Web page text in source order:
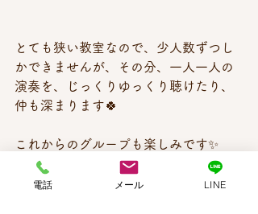
とても狭い教室なので、少人数ずつし
かできませんが、その分、一人一人の
演奏を、じっくりゆっくり聴けたり、
仲も深まります🍀
これからのグループも楽しみです✨
電話 メール LINE